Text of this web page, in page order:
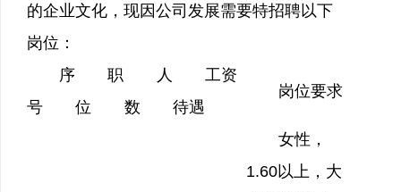
的企业文化，现因公司发展需要特招聘以下
岗位：
序
号
职
位
人
数
工资
待遇
岗位要求
女性，
1.60以上，大